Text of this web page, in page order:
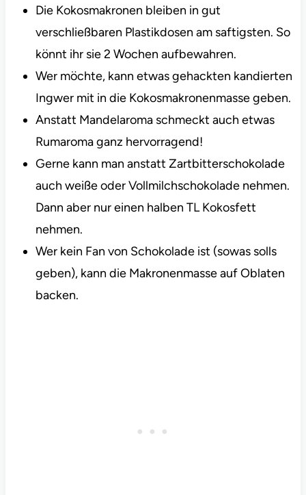
Die Kokosmakronen bleiben in gut
verschließbaren Plastikdosen am saftigsten. So
könnt ihr sie 2 Wochen aufbewahren.
Wer möchte, kann etwas gehackten kandierten
Ingwer mit in die Kokosmakronenmasse geben.
Anstatt Mandelaroma schmeckt auch etwas
Rumaroma ganz hervorragend!
Gerne kann man anstatt Zartbitterschokolade
auch weiße oder Vollmilchschokolade nehmen.
Dann aber nur einen halben TL Kokosfett
nehmen.
Wer kein Fan von Schokolade ist (sowas solls
geben), kann die Makronenmasse auf Oblaten
backen.